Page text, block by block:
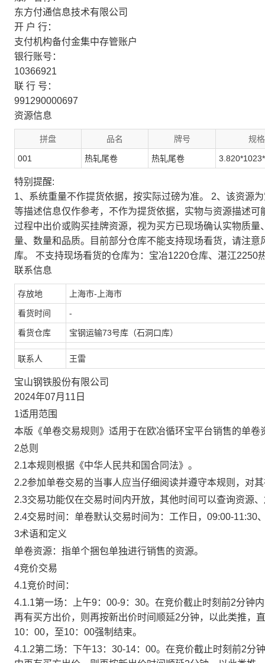
东方付通信息技术有限公司
开 户 行：
支付机构备付金集中存管账户
银行账号：
10366921
联 行 号：
991290000697
资源信息
拼盘 品名 牌号 规格
001 热轧尾卷 热轧尾卷
特别提醒:
1、系统重量不作提货依据，按实际过磅为准。 2、该资源
等描述信息仅作参考，不作为提货依据，实物与资源描述
过程中出价或购买挂牌资源，视为买方已现场确认实物质
量、数量和品质。目前部分仓库不能支持现场看货，请注
库。 不支持现场看货的仓库为：宝冶1220仓库、湛江2250
联系信息
存放地 上海市-上海市
看货时间 -
看货仓库 宝钢运输73号库（石洞口库）
联系人 王雷
宝山钢铁股份有限公司
2024年07月11日
1适用范围
本版《单卷交易规则》适用于在欧冶循环宝平台销售的单卷
2总则
2.1本规则根据《中华人民共和国合同法》。
2.2参加单卷交易的当事人应当仔细阅读并遵守本规则，对
2.3交易功能仅在交易时间内开放，其他时间可以查询资源
2.4交易时间：单卷默认交易时间为：工作日，09:00-11:30
3术语和定义
单卷资源：指单个捆包单独进行销售的资源。
4竞价交易
4.1竞价时间：
4.1.1第一场：上午9：00-9：30。在竞价截止时刻前2分钟
再有买方出价，则再按新出价时间顺延2分钟，以此类推，
10：00，至10：00强制结束。
4.1.2第二场：下午13：30-14：00。在竞价截止时刻前2分